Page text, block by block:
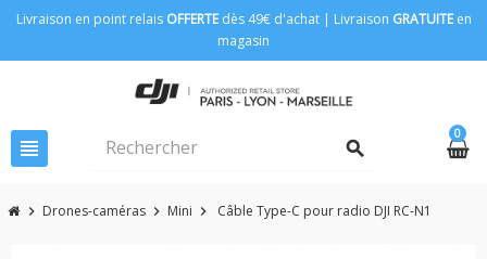
Livraison en point relais OFFERTEdès 49€ d'achat | Livraison GRATUITEen
magasin
view_headline search
0
chevron_right Drones-caméras chevron_right Mini chevron_right Câble Type-C pour radio DJI RC-N1